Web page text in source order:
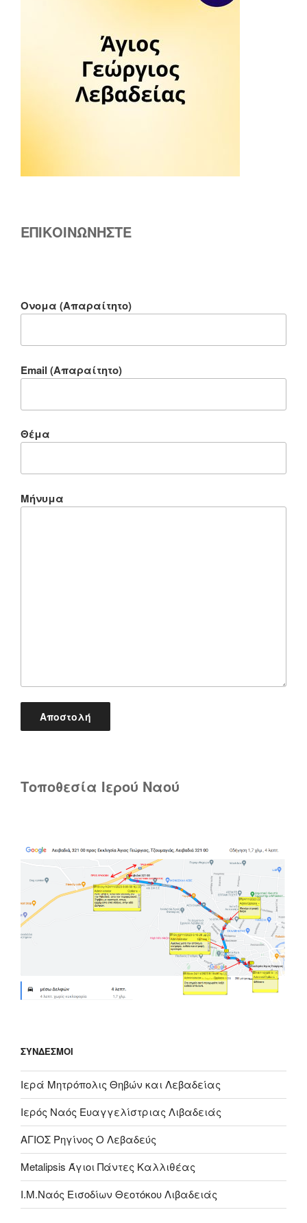
ΕΠΙΚΟΙΝΩΝΗΣΤΕ
Ονομα (Απαραίτητο)
Email (Απαραίτητο)
Θέμα
Μήνυμα
Τοποθεσία Ιερού Ναού
ΣΎΝΔΕΣΜΟΙ
Ιερά Μητρόπολις Θηβών και Λεβαδείας
Ιερός Ναός Ευαγγελίστριας Λιβαδειάς
ΑΓΙΟΣ Ρηγίνος Ο Λεβαδεύς
Metalipsis Άγιοι Πάντες Καλλιθέας
Ι.Μ.Ναός Εισοδίων Θεοτόκου Λιβαδειάς